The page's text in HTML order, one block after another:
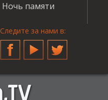
Ночь памяти
Следите за нами в:
FacebookYouTubeTwitter